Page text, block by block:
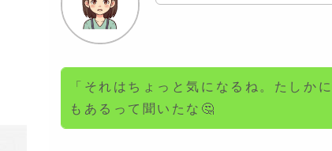
「それはちょっと気になるね。たしか
もあるって聞いたな🤔